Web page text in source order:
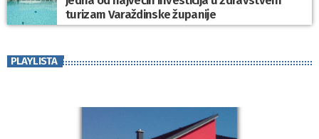
turizam Varaždinske županije
PLAYLISTA